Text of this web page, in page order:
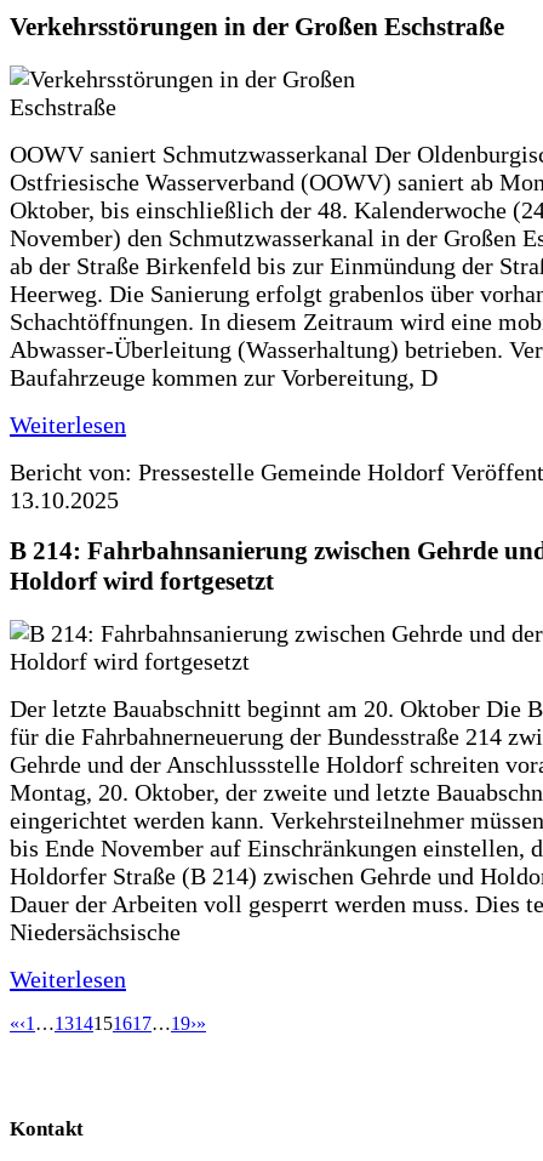
Verkehrsstörungen in der Großen Eschstraße
OOWV saniert Schmutzwasserkanal Der
Ostfriesische Wasserverband (OOWV) saniert ab
Oktober, bis einschließlich der 48. Kalenderwoche
November) den Schmutzwasserkanal in der Großen
ab der Straße Birkenfeld bis zur Einmündung der
Heerweg. Die Sanierung erfolgt grabenlos über
Schachtöffnungen. In diesem Zeitraum wird eine
Abwasser-Überleitung (Wasserhaltung) betrieben.
Baufahrzeuge kommen zur Vorbereitung, D
Weiterlesen
Bericht von: Pressestelle Gemeinde Holdorf
13.10.2025
B 214: Fahrbahnsanierung zwischen Gehrde
Holdorf wird fortgesetzt
Der letzte Bauabschnitt beginnt am 20. Oktober Die
für die Fahrbahnerneuerung der Bundesstraße 214
Gehrde und der Anschlussstelle Holdorf schreiten
Montag, 20. Oktober, der zweite und letzte
eingerichtet werden kann. Verkehrsteilnehmer
bis Ende November auf Einschränkungen einstellen,
Holdorfer Straße (B 214) zwischen Gehrde und
Dauer der Arbeiten voll gesperrt werden muss. Dies
Niedersächsische
Weiterlesen
«‹1 …1314151617…19›»
Kontakt